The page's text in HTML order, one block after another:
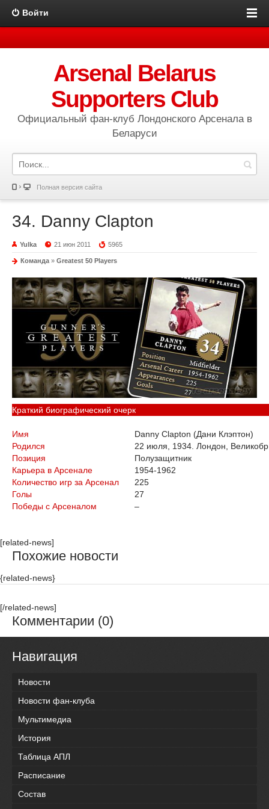
Войти
Arsenal Belarus
Supporters Club
Официальный фан-клуб Лондонского Арсенала в
Беларуси
Полная версия сайта
34. Danny Clapton
Yulka 21 июн 2011 5965
Команда » Greatest 50 Players
Краткий биографический очерк
Имя
Danny Clapton (Дани Клэптон)
Родился
22 июля, 1934. Лондон,
Позиция
Полузащитник
Карьера в Арсенале
1954-1962
Количество игр за Арсенал
225
Голы
27
Победы с Арсеналом
–
[related-news]
Похожие новости
{related-news}
[/related-news]
Комментарии (0)
Навигация
Новости
Новости фан-клуба
Мультимедиа
История
Таблица АПЛ
Расписание
Состав